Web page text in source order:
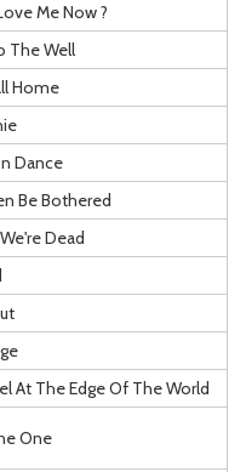
Me Now ?
The Well
Home
Dance
Be Bothered
Dead
At The Edge Of The World
One